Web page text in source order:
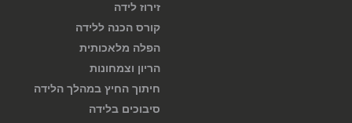
זירוז לידה
קורס הכנה ללידה
הפלה מלאכותית
הריון וצמחונות
חיתוך החיץ במהלך הלידה
סיבוכים בלידה